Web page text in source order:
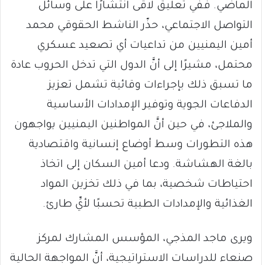
الماضي. ففي تعليق لاقى انتشارًا على وسائل
التواصل الاجتماعي، حذّر الناشط الحقوقي محمد
أمين اليمنيين من تداعيات أي تصعيد عسكري
محتمل، مشيرًا إلى أنَّ الدول التي تدخل الحروب عادة
ما تسبق ذلك بإجراءات وقائية تشمل تعزيز
الدفاعات الجوية وتوفير الإمدادات الأساسية
والملاجئ، في حين أنَّ المواطنين اليمنيين يواجهون
هذه التطورات وسط أوضاع إنسانية واقتصادية
بالغة الهشاشة. ودعا أمين السكان إلى اتخاذ
احتياطات شخصية، بما في ذلك تخزين المواد
الغذائية والإمدادات الطبية تحسبًا لأيِّ طارئ.
ويرى ماجد المذجي، المؤسس المشارك لمركز
صنعاء للدراسات الاستراتيجية، أنَّ المواجهة الحالية